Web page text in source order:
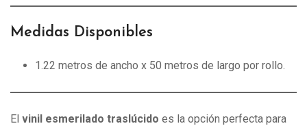
Medidas Disponibles
1.22 metros de ancho x 50 metros de largo por rollo.
El vinil esmerilado traslúcido es la opción perfecta para